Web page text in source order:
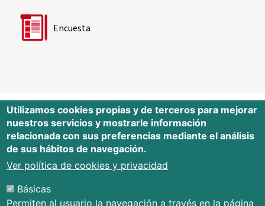
Encuesta
Editorial Universidad de Cantabria
Edificio Tres Torres, Torre C, planta –1
Avda. Los Castros s/n - 39005
Tfno.: 942 201 087 - 942 201 291
Utilizamos cookies propias y de terceros para mejorar
nuestros servicios y mostrarle información
relacionada con sus preferencias mediante el análisis
de sus hábitos de navegación.
Ver política de cookies y privacidad
Básicas
Permiten al usuario la navegación a través en la página